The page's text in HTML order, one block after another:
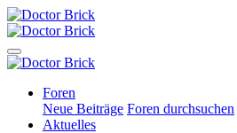
Foren
Neue Beiträge Foren durchsuchen
Aktuelles